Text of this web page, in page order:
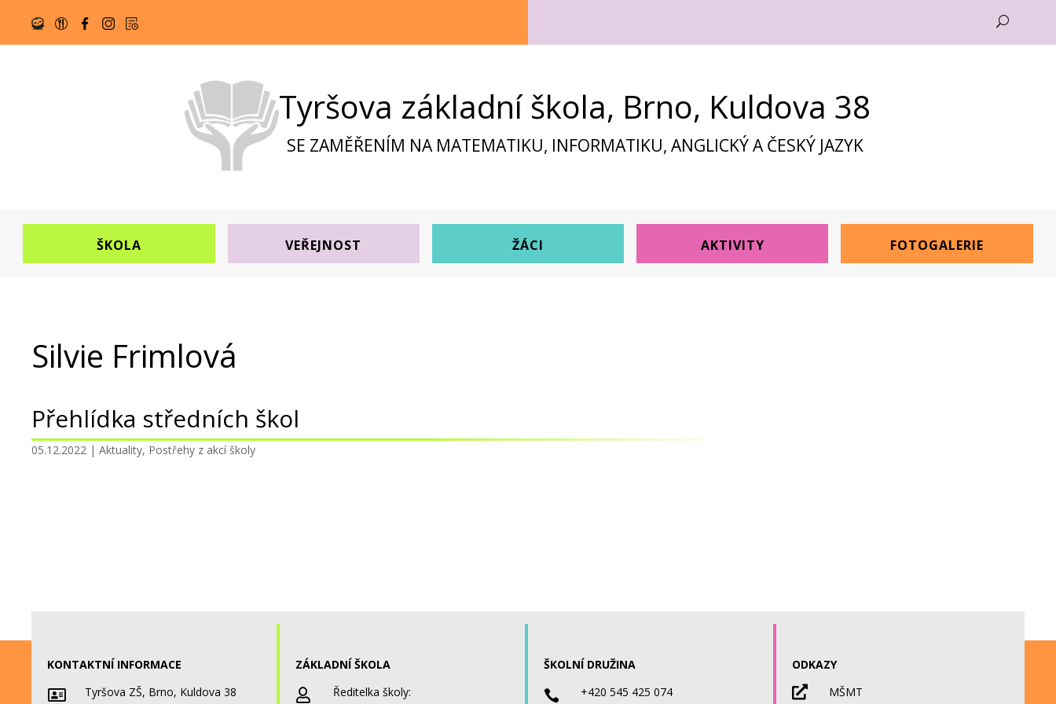
U
Tyršova základní škola, Brno, Kuldova 38
SE ZAMĚŘENÍM NA MATEMATIKU, INFORMATIKU, ANGLICKÝ A ČESKÝ JAZYK
ŠKOLA VEŘEJNOST ŽÁCI AKTIVITY FOTOGALERIE
Silvie Frimlová
Přehlídka středních škol
05.12.2022 |Aktuality, Postřehy z akcí školy
KONTAKTNÍ INFORMACE

Tyršova ZŠ, Brno, Kuldova 38
ZÁKLADNÍ ŠKOLA

Ředitelka školy:
ŠKOLNÍ DRUŽINA
 +420 545 425 074
ODKAZY
 MŠMT